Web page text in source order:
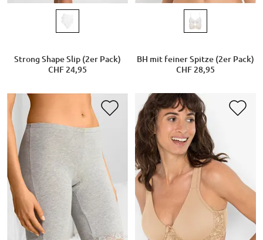
Strong Shape Slip (2er Pack)
CHF 24,95
BH mit feiner Spitze (2er Pack)
CHF 28,95